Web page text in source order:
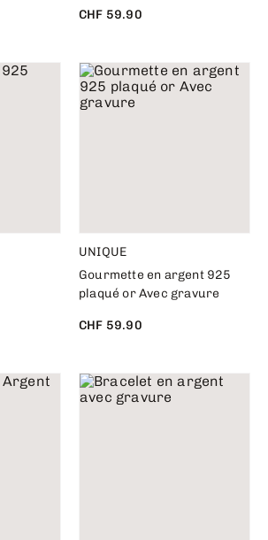
CHF 59.90
UNIQUE
Gourmette en argent 925
plaqué or Avec gravure
CHF 59.90